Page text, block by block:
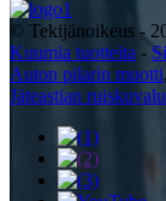
© Tekijänoikeus -
Kuumia tuotteita -
Auton pilarin muotti,
Jäteastian